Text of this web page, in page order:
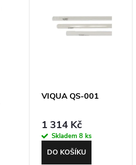
VIQUA QS-001
1 314 Kč
Skladem 8 ks
DO KOŠÍKU